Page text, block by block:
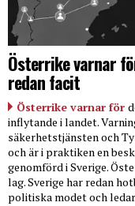
Österrike varnar
redan facit
Österrike varnar för
inflytande i landet.
säkerhetstjänsten och
och är i praktiken en
genomförd i Sverige.
lag. Sverige har redan
politiska modet och